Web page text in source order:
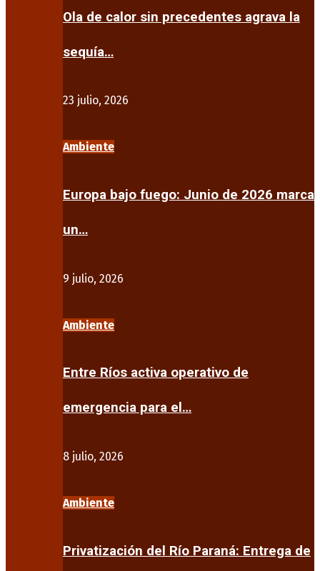
Ola de calor sin precedentes agrava la
sequía…
23 julio, 2026
Ambiente
Europa bajo fuego: Junio de 2026 marca
un…
9 julio, 2026
Ambiente
Entre Ríos activa operativo de
emergencia para el…
8 julio, 2026
Ambiente
Privatización del Río Paraná: Entrega de